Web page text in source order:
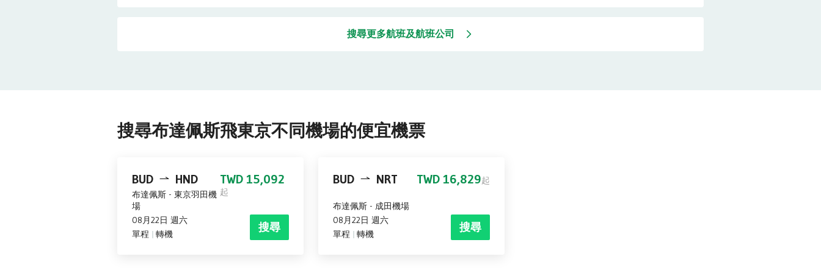
搜尋更多航班及航班公司
搜尋布達佩斯飛東京不同機場的便宜機票
BUD HND
布達佩斯 - 東京羽田機
場
08月22日 週六
單程
轉機
TWD 15,092
起
搜尋
BUD NRT
布達佩斯- 成田機場
08月22日 週六
單程
轉機
TWD 16,829起
搜尋